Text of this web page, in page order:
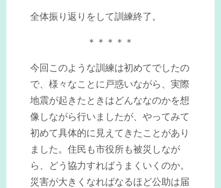
全体振り返りをして訓練終了。
＊＊＊＊＊
今回このような訓練は初めてでしたの
で、様々なことに戸惑いながら、実際
地震が起きたときはどんななのかを想
像しながら行いましたが、やってみて
初めて具体的に見えてきたことがあり
ました。住民も市役所も被災しなが
ら、どう協力すればうまくいくのか。
災害が大きくなればなるほど公助は届